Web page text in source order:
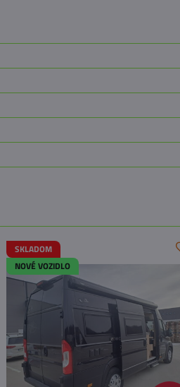
SKLADOM
NOVÉ VOZIDLO